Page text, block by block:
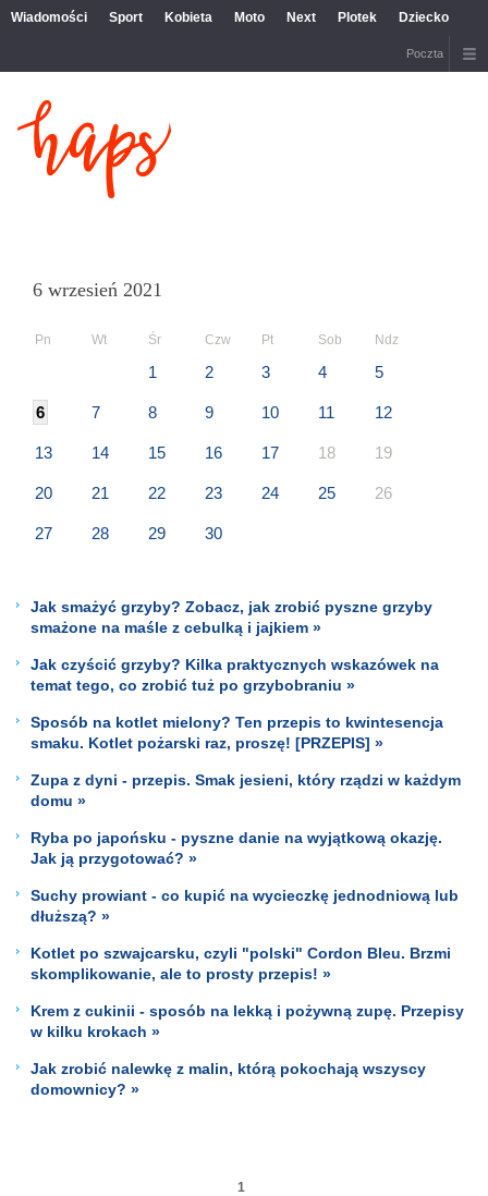
Wiadomości Sport Kobieta Moto Next Plotek Dziecko
Poczta
6 wrzesień 2021
Pn Wt Śr Czw Pt Sob Ndz
1 2 3 4 5
6 7 8 9 10 11 12
13 14 15 16 17 18 19
20 21 22 23 24 25 26
27 28 29 30
Jak smażyć grzyby? Zobacz, jak zrobić pyszne grzyby
smażone na maśle z cebulką i jajkiem »
Jak czyścić grzyby? Kilka praktycznych wskazówek na
temat tego, co zrobić tuż po grzybobraniu »
Sposób na kotlet mielony? Ten przepis to kwintesencja
smaku. Kotlet pożarski raz, proszę! [PRZEPIS] »
Zupa z dyni - przepis. Smak jesieni, który rządzi w każdym
domu »
Ryba po japońsku - pyszne danie na wyjątkową okazję.
Jak ją przygotować? »
Suchy prowiant - co kupić na wycieczkę jednodniową lub
dłuższą? »
Kotlet po szwajcarsku, czyli "polski" Cordon Bleu. Brzmi
skomplikowanie, ale to prosty przepis! »
Krem z cukinii - sposób na lekką i pożywną zupę. Przepisy
w kilku krokach »
Jak zrobić nalewkę z malin, którą pokochają wszyscy
domownicy? »
1